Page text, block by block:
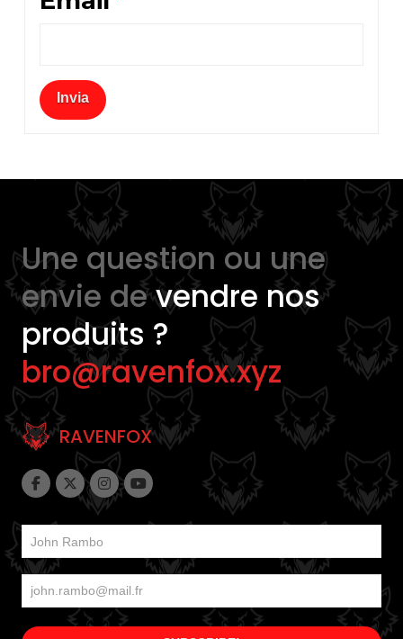
Une question ou une
envie devendre nos
produits ?
bro@ravenfox.xyz
RAVENFOX